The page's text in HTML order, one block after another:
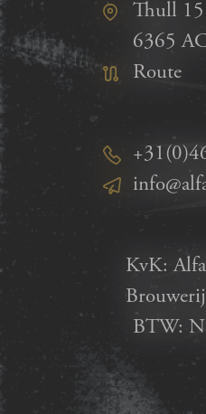
Thull 15
6365
Route
KvK:
BTW: